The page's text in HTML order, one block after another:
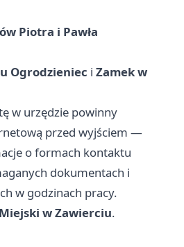
Piotra i Pawła
Ogrodzieniec i Zamek w
w urzędzie powinny
przed wyjściem —
o formach kontaktu
dokumentach i
w godzinach pracy.
w Zawierciu.